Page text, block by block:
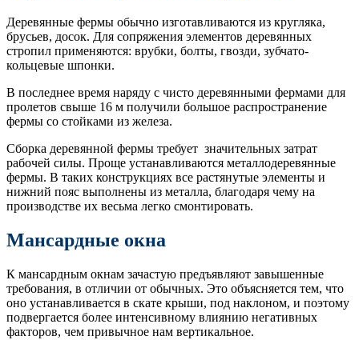
Деревянные фермы обычно изготавливаются из кругляка,
брусьев, досок. Для сопряжения элементов деревянных
стропил применяются: врубки, болты, гвозди, зубчато-
кольцевые шпонки.
В последнее время наряду с чисто деревянными фермами для
пролетов свыше 16 м получили большое распространение
фермы со стойками из железа.
Сборка деревянной фермы требует значительных затрат
рабочей силы. Проще устанавливаются металлодеревянные
фермы. В таких конструкциях все растянутые элементы и
нижний пояс выполнены из металла, благодаря чему на
производстве их весьма легко смонтировать.
Мансардные окна
К мансардным окнам зачастую предъявляют завышенные
требования, в отличии от обычных. Это объясняется тем, что
оно устанавливается в скате крыши, под наклоном, и поэтому
подвергается более интенсивному влиянию негативных
факторов, чем привычное нам вертикальное.